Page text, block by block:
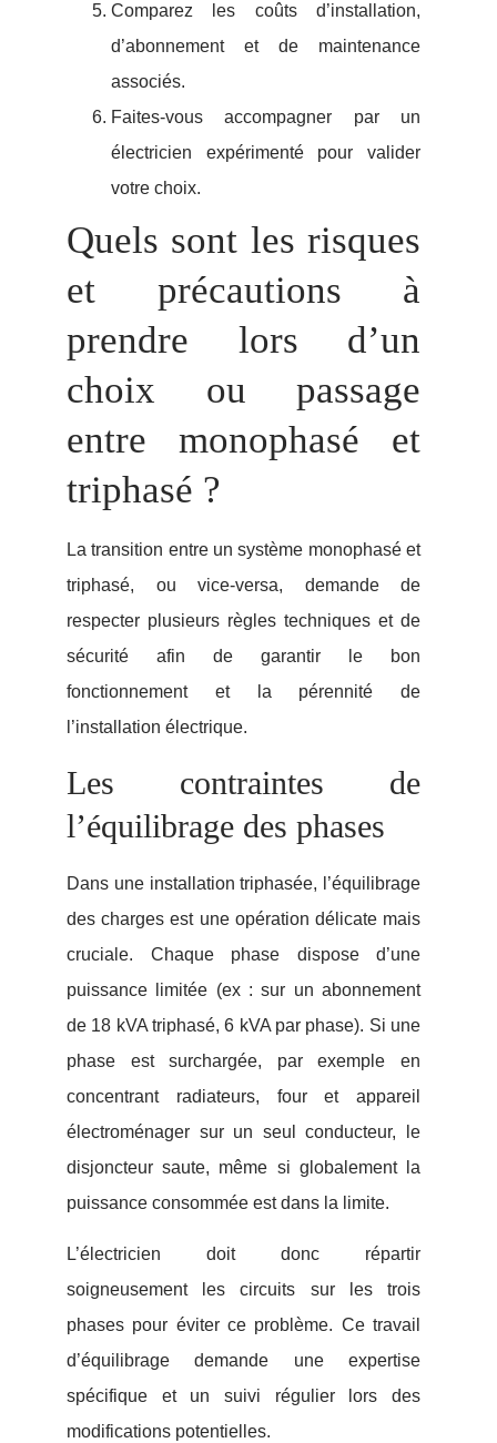
Comparez les coûts d’installation,
d’abonnement et de maintenance
associés.
Faites-vous accompagner par un
électricien expérimenté pour valider
votre choix.
Quels sont les risques
et précautions à
prendre lors d’un
choix ou passage
entre monophasé et
triphasé ?
La transition entre un système monophasé et
triphasé, ou vice-versa, demande de
respecter plusieurs règles techniques et de
sécurité afin de garantir le bon
fonctionnement et la pérennité de
l’installation électrique.
Les contraintes de
l’équilibrage des phases
Dans une installation triphasée, l’équilibrage
des charges est une opération délicate mais
cruciale. Chaque phase dispose d’une
puissance limitée (ex : sur un abonnement
de 18 kVA triphasé, 6 kVA par phase). Si une
phase est surchargée, par exemple en
concentrant radiateurs, four et appareil
électroménager sur un seul conducteur, le
disjoncteur saute, même si globalement la
puissance consommée est dans la limite.
L’électricien doit donc répartir
soigneusement les circuits sur les trois
phases pour éviter ce problème. Ce travail
d’équilibrage demande une expertise
spécifique et un suivi régulier lors des
modifications potentielles.